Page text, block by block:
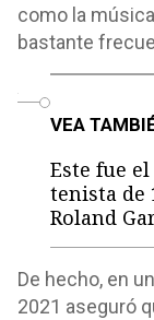
como la
bastante
VEA
Este fue
tenista de
Roland
De hecho, en
2021 aseguró